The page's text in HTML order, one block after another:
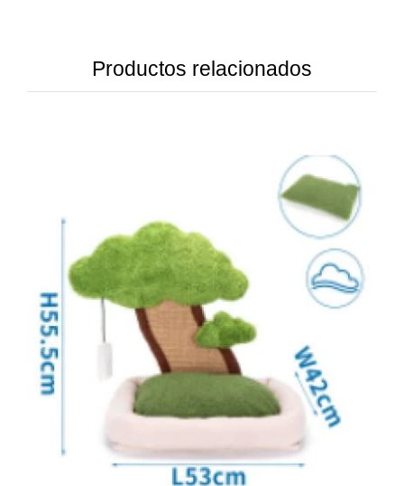
Productos relacionados
DETAILS